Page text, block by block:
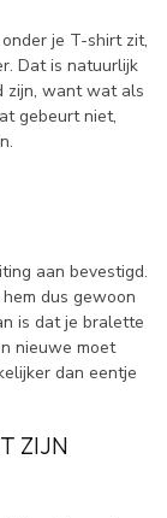
je T-shirt zit,
Dat is natuurlijk
zijn, want wat als
gebeurt niet,
aan bevestigd.
dus gewoon
is dat je bralette
nieuwe moet
dan eentje
ZIJN